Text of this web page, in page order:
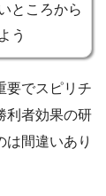
ところから
う
要でスピリチ
利者効果の研
は間違いあり